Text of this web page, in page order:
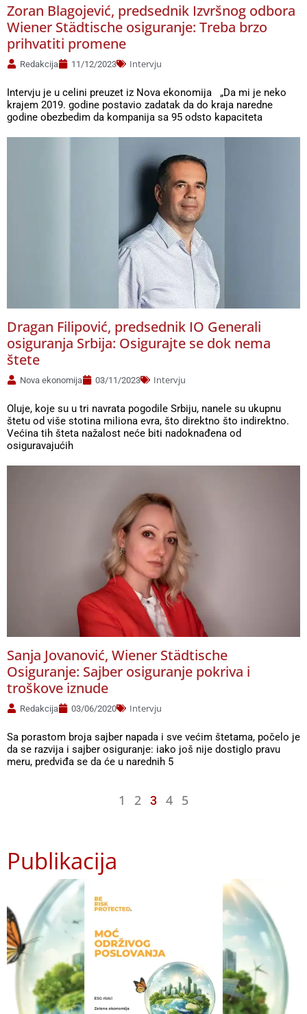
Zoran Blagojević, predsednik Izvršnog odbora
Wiener Städtische osiguranje: Treba brzo
prihvatiti promene
Redakcija 11/12/2023 Intervju
Intervju je u celini preuzet iz Nova ekonomija „Da mi je neko
krajem 2019. godine postavio zadatak da do kraja naredne
godine obezbedim da kompanija sa 95 odsto kapaciteta
Dragan Filipović, predsednik IO Generali
osiguranja Srbija: Osigurajte se dok nema
štete
Nova ekonomija 03/11/2023 Intervju
Oluje, koje su u tri navrata pogodile Srbiju, nanele su ukupnu
štetu od više stotina miliona evra, što direktno što indirektno.
Većina tih šteta nažalost neće biti nadoknađena od
osiguravajućih
Sanja Jovanović, Wiener Städtische
Osiguranje: Sajber osiguranje pokriva i
troškove iznude
Redakcija 03/06/2020 Intervju
Sa porastom broja sajber napada i sve većim štetama, počelo je
da se razvija i sajber osiguranje: iako još nije dostiglo pravu
meru, predviđa se da će u narednih 5
1 2 3 4 5
Publikacija